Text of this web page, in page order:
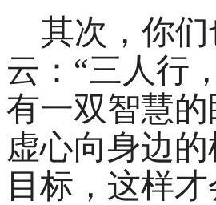
其次，你
云： “三人行
有一双智慧
虚心向身边
目标，这样